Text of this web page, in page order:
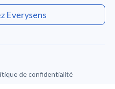
Everysens
de confidentialité